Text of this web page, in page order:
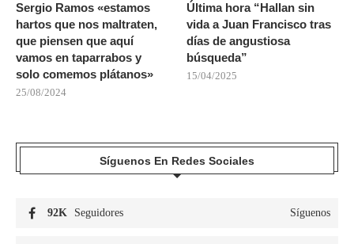
Sergio Ramos «estamos
hartos que nos maltraten,
que piensen que aquí
vamos en taparrabos y
solo comemos plátanos»
25/08/2024
Última hora “Hallan sin
vida a Juan Francisco tras
días de angustiosa
búsqueda”
15/04/2025
Síguenos En Redes Sociales
92K Seguidores Síguenos